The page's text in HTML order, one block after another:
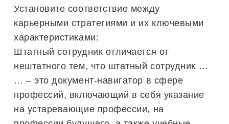
Установите соответствие между
карьерными стратегиями и их ключевыми
характеристиками:
Штатный сотрудник отличается от
нештатного тем, что штатный сотрудник …
… – это документ-навигатор в сфере
профессий, включающий в себя указание
на устаревающие профессии, на